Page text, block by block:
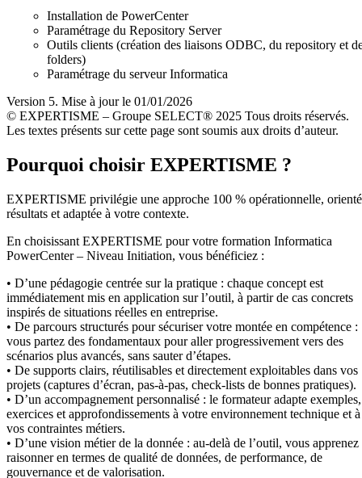
Installation de PowerCenter
Paramétrage du Repository Server
Outils clients (création des liaisons ODBC, du repository et
folders)
Paramétrage du serveur Informatica
Version 5. Mise à jour le 01/01/2026
© EXPERTISME – Groupe SELECT® 2025 Tous droits réservés.
Les textes présents sur cette page sont soumis aux droits d’auteur.
Pourquoi choisir EXPERTISME ?
EXPERTISME privilégie une approche 100 % opérationnelle,
résultats et adaptée à votre contexte.
En choisissant EXPERTISME pour votre formation Informatica
PowerCenter – Niveau Initiation, vous bénéficiez :
• D’une pédagogie centrée sur la pratique : chaque concept est
immédiatement mis en application sur l’outil, à partir de cas concrets
inspirés de situations réelles en entreprise.
• De parcours structurés pour sécuriser votre montée en compétence :
vous partez des fondamentaux pour aller progressivement vers des
scénarios plus avancés, sans sauter d’étapes.
• De supports clairs, réutilisables et directement exploitables dans vos
projets (captures d’écran, pas-à-pas, check-lists de bonnes pratiques).
• D’un accompagnement personnalisé : le formateur adapte exemples,
exercices et approfondissements à votre environnement technique et à
vos contraintes métiers.
• D’une vision métier de la donnée : au-delà de l’outil, vous apprenez
raisonner en termes de qualité de données, de performance, de
gouvernance et de valorisation.